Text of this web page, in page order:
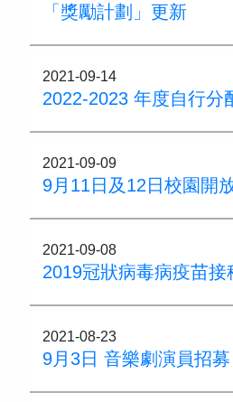
「獎勵計劃」更新
2021-09-14
2021-09-09
9月11日及12日校園開
2021-09-08
2019冠狀病毒病疫苗接
2021-08-23
9月3日 音樂劇演員招募